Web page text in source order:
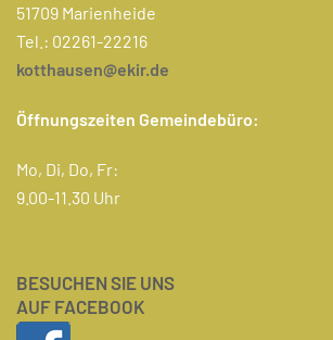
51709 Marienheide
Tel.: 02261-22216
kotthausen@ekir.de
Öffnungszeiten Gemeindebüro:
Mo, Di, Do, Fr:
9.00-11.30 Uhr
BESUCHEN SIE UNS
AUF FACEBOOK